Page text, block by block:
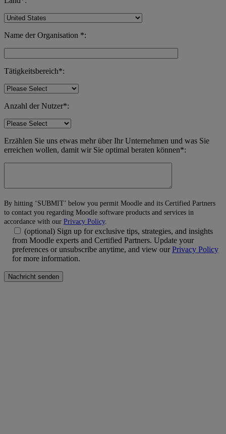
Name der Organisation *:
Tätigkeitsbereich*:
Anzahl der Nutzer*:
Erzählen Sie uns etwas mehr über Ihr Unternehmen und was Sie
erreichen wollen, damit wir Sie optimal beraten können*:
By hitting ‘SUBMIT’ below you permit Moodle and its Certified Partners
to contact you regarding Moodle software products and services in
accordance with our Privacy Policy.
(optional) Sign up for exclusive tips, strategies, and insights
from Moodle experts and Certified Partners. Update your
preferences or unsubscribe anytime, and view ourPrivacy Policy
for more information.